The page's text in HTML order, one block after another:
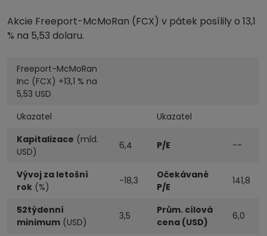
Akcie Freeport-McMoRan (FCX) v pátek posílily o 13,1
% na 5,53 dolaru.
Freeport-McMoRan
Inc (FCX) +13,1 % na
5,53 USD
Ukazatel
Ukazatel
Kapitalizace (mld.
USD)
6,4 P/E --
Vývoj za letošní
rok (%)
-18,3
Očekávané
P/E
141,8
52týdenní
minimum (USD)
3,5
Prům. cílová
cena (USD)
6,0